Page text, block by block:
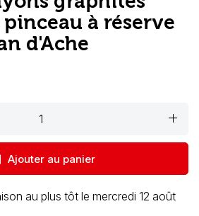
à réserve
d'Ache
add
Ajouter au panier
au plus tôt le mercredi 12 août